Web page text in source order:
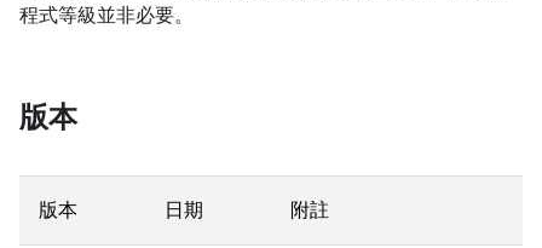
程式等級並非必要。
版本
版本 日期 附註